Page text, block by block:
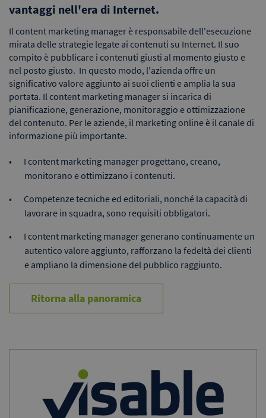
vantaggi nell'era di Internet.
Il content marketing manager è responsabile dell'esecuzione
mirata delle strategie legate ai contenuti su Internet. Il suo
compito è pubblicare i contenuti giusti al momento giusto e
nel posto giusto. In questo modo, l'azienda offre un
significativo valore aggiunto ai suoi clienti e amplia la sua
portata. Il content marketing manager si incarica di
pianificazione, generazione, monitoraggio e ottimizzazione
del contenuto. Per le aziende, il marketing online è il canale di
informazione più importante.
I content marketing manager progettano, creano,
monitorano e ottimizzano i contenuti.
Competenze tecniche ed editoriali, nonché la capacità di
lavorare in squadra, sono requisiti obbligatori.
I content marketing manager generano continuamente un
autentico valore aggiunto, rafforzano la fedeltà dei clienti
e ampliano la dimensione del pubblico raggiunto.
Ritorna alla panoramica